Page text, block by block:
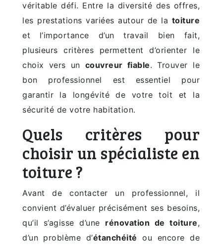
véritable défi. Entre la diversité des offres,
les prestations variées autour de la toiture
et l’importance d’un travail bien fait,
plusieurs critères permettent d’orienter le
choix vers un couvreur fiable. Trouver le
bon professionnel est essentiel pour
garantir la longévité de votre toit et la
sécurité de votre habitation.
Quels critères pour
choisir un spécialiste en
toiture ?
Avant de contacter un professionnel, il
convient d’évaluer précisément ses besoins,
qu’il s’agisse d’une rénovation de toiture,
d’un problème d’étanchéité ou encore de